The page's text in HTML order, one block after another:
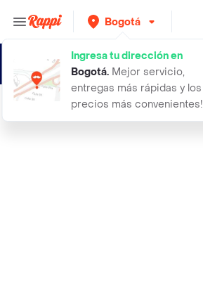
Bogotá
Ingresa tu dirección en
Bogotá. Mejor servicio,
entregas más rápidas y los
precios más convenientes!
osis mighty matte cera 85ml